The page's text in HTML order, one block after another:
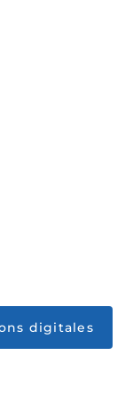
digitales